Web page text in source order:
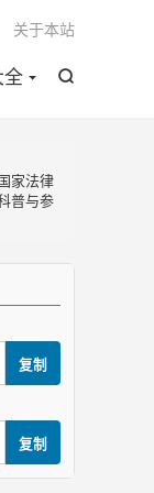

全
关于本站
家法律
普与参
复制
复制